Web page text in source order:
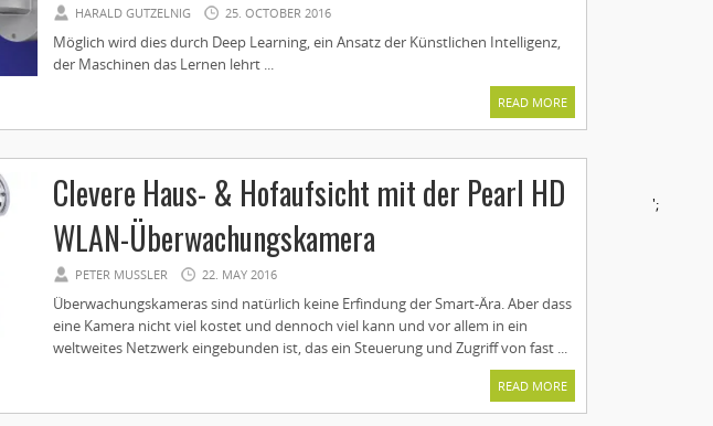
HARALD GUTZELNIG 25. OCTOBER 2016
Möglich wird dies durch Deep Learning, ein Ansatz der Künstlichen Intelligenz,
der Maschinen das Lernen lehrt ...
READ MORE
Clevere Haus- & Hofaufsicht mit der Pearl HD
WLAN-Überwachungskamera
PETER MUSSLER 22. MAY 2016
Überwachungskameras sind natürlich keine Erfindung der Smart-Ära. Aber dass
eine Kamera nicht viel kostet und dennoch viel kann und vor allem in ein
weltweites Netzwerk eingebunden ist, das ein Steuerung und Zugriff von fast ...
READ MORE
';